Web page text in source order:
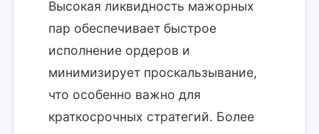
Высокая ликвидность мажорных
пар обеспечивает быстрое
исполнение ордеров и
минимизирует проскальзывание,
что особенно важно для
краткосрочных стратегий. Более